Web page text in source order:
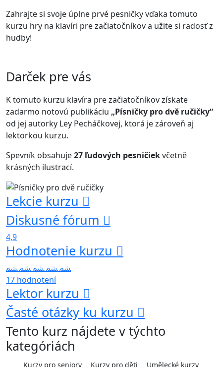
Zahrajte si svoje úplne prvé pesničky vďaka tomuto
kurzu hry na klavíri pre začiatočníkov a užite si radosť z
hudby!
Darček pre vás
K tomuto kurzu klavíra pre začiatočníkov získate
zadarmo notovú publikáciu „Písničky pro dvě ručičky“
od jej autorky Ley Pecháčkovej, ktorá je zároveň aj
lektorkou kurzu.
Spevník obsahuje27 ľudových pesničiekvčetně
krásných ilustrací.
Lekcie kurzu
Diskusné fórum
4,9
Hodnotenie kurzu
17 hodnotení
Lektor kurzu
Časté otázky ku kurzu
Tento kurz nájdete v týchto
kategóriách
Kurzy pro seniory Kurzy pro děti Umělecké kurzy